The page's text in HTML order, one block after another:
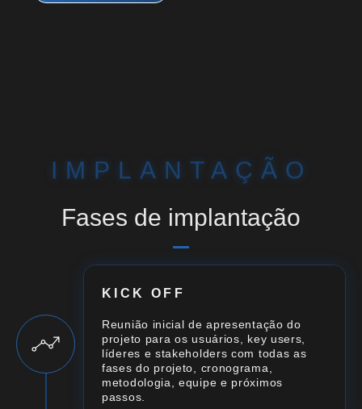
IMPLANTAÇÃO
Fases de implantação
KICK OFF
Reunião inicial de apresentação do
projeto para os usuários, key users,
líderes e stakeholders com todas as
fases do projeto, cronograma,
metodologia, equipe e próximos
passos.